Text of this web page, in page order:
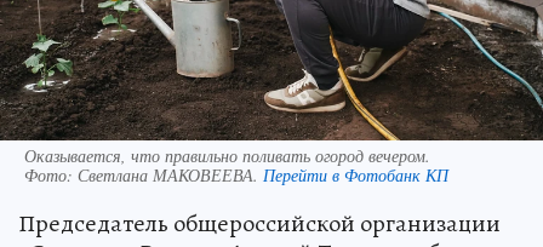
Оказывается, что правильно поливать огород вечером.
Фото: Светлана МАКОВЕЕВА. Перейти в Фотобанк КП
Председатель общероссийской организации